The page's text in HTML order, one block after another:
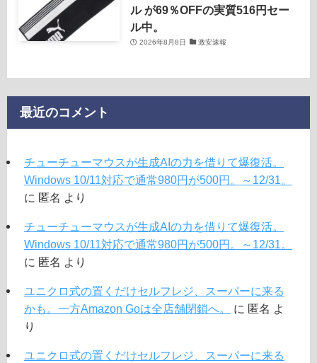
ル が69％OFFの実質516円セー
ル中。
2026年8月8日 激安速報
最近のコメント
チューチューマウスが生成AIの力を借りて爆復活。
Windows 10/11対応で通常980円が500円。～12/31。
に 匿名 より
チューチューマウスが生成AIの力を借りて爆復活。
Windows 10/11対応で通常980円が500円。～12/31。
に 匿名 より
ユニクロ式の置くだけセルフレジ、スーパーに来る
かも。一方Amazon Goは全店舗閉鎖へ。
に 匿名 よ
り
ユニクロ式の置くだけセルフレジ、スーパーに来る